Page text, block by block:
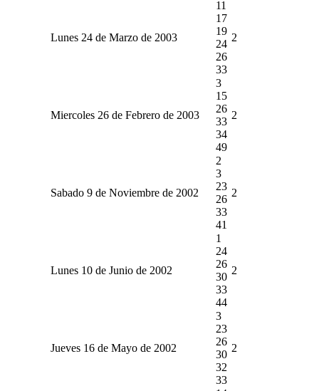
Lunes 24 de Marzo de 2003
11
17
19
24
26
33
2
Miercoles 26 de Febrero de 2003
3
15
26
33
34
49
2
Sabado 9 de Noviembre de 2002
2
3
23
26
33
41
2
Lunes 10 de Junio de 2002
1
24
26
30
33
44
2
Jueves 16 de Mayo de 2002
3
23
26
30
32
33
2